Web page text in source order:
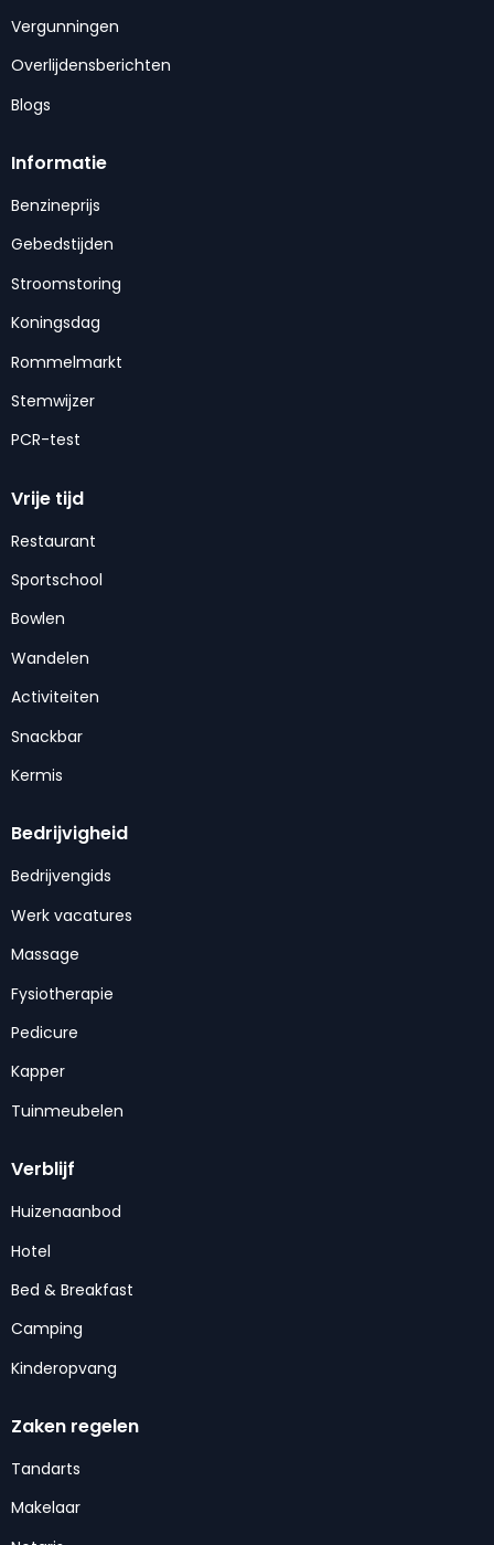
Vergunningen
Overlijdensberichten
Blogs
Informatie
Benzineprijs
Gebedstijden
Stroomstoring
Koningsdag
Rommelmarkt
Stemwijzer
PCR-test
Vrije tijd
Restaurant
Sportschool
Bowlen
Wandelen
Activiteiten
Snackbar
Kermis
Bedrijvigheid
Bedrijvengids
Werk vacatures
Massage
Fysiotherapie
Pedicure
Kapper
Tuinmeubelen
Verblijf
Huizenaanbod
Hotel
Bed & Breakfast
Camping
Kinderopvang
Zaken regelen
Tandarts
Makelaar